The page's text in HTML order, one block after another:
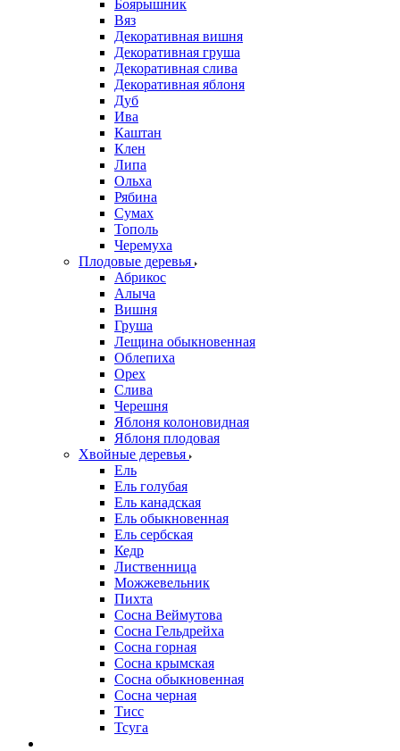
Боярышник
Вяз
Декоративная вишня
Декоративная груша
Декоративная слива
Декоративная яблоня
Дуб
Ива
Каштан
Клен
Липа
Ольха
Рябина
Сумах
Тополь
Черемуха
Плодовые деревья
Абрикос
Алыча
Вишня
Груша
Лещина обыкновенная
Облепиха
Орех
Слива
Черешня
Яблоня колоновидная
Яблоня плодовая
Хвойные деревья
Ель
Ель голубая
Ель канадская
Ель обыкновенная
Ель сербская
Кедр
Лиственница
Можжевельник
Пихта
Сосна Веймутова
Сосна Гельдрейха
Сосна горная
Сосна крымская
Сосна обыкновенная
Сосна черная
Тисс
Тсуга